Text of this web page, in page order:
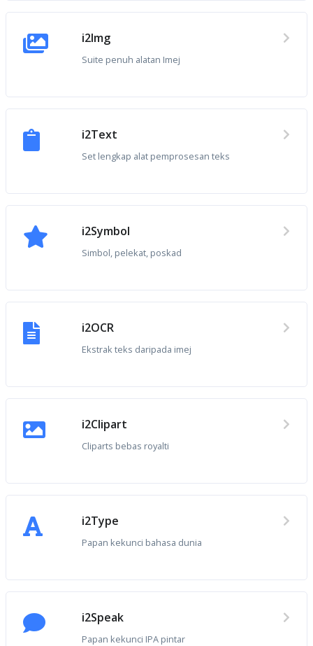
i2Img
Suite penuh alatan Imej
i2Text
Set lengkap alat pemprosesan teks
i2Symbol
Simbol, pelekat, poskad
i2OCR
Ekstrak teks daripada imej
i2Clipart
Cliparts bebas royalti
i2Type
Papan kekunci bahasa dunia
i2Speak
Papan kekunci IPA pintar